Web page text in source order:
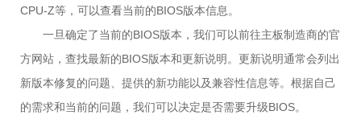
CPU-Z等，可以查看当前的BIOS版本信息。
一旦确定了当前的BIOS版本，我们可以前往主板制造商的官
方网站，查找最新的BIOS版本和更新说明。更新说明通常会列出
新版本修复的问题、提供的新功能以及兼容性信息等。根据自己
的需求和当前的问题，我们可以决定是否需要升级BIOS。